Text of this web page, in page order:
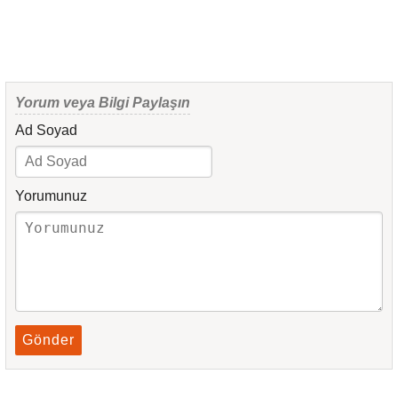
Yorum veya Bilgi Paylaşın
Ad Soyad
Yorumunuz
Gönder